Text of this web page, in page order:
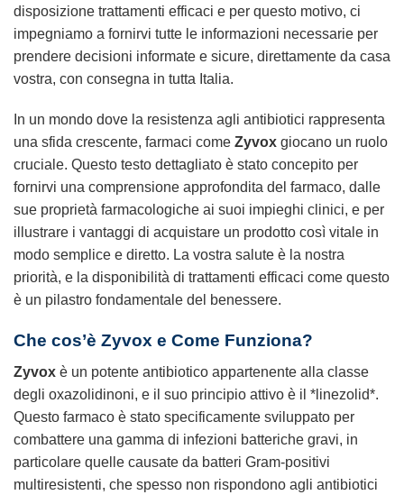
disposizione trattamenti efficaci e per questo motivo, ci
impegniamo a fornirvi tutte le informazioni necessarie per
prendere decisioni informate e sicure, direttamente da casa
vostra, con consegna in tutta Italia.
In un mondo dove la resistenza agli antibiotici rappresenta
una sfida crescente, farmaci come Zyvox giocano un ruolo
cruciale. Questo testo dettagliato è stato concepito per
fornirvi una comprensione approfondita del farmaco, dalle
sue proprietà farmacologiche ai suoi impieghi clinici, e per
illustrare i vantaggi di acquistare un prodotto così vitale in
modo semplice e diretto. La vostra salute è la nostra
priorità, e la disponibilità di trattamenti efficaci come questo
è un pilastro fondamentale del benessere.
Che cos’è Zyvox e Come Funziona?
Zyvox è un potente antibiotico appartenente alla classe
degli oxazolidinoni, e il suo principio attivo è il *linezolid*.
Questo farmaco è stato specificamente sviluppato per
combattere una gamma di infezioni batteriche gravi, in
particolare quelle causate da batteri Gram-positivi
multiresistenti, che spesso non rispondono agli antibiotici